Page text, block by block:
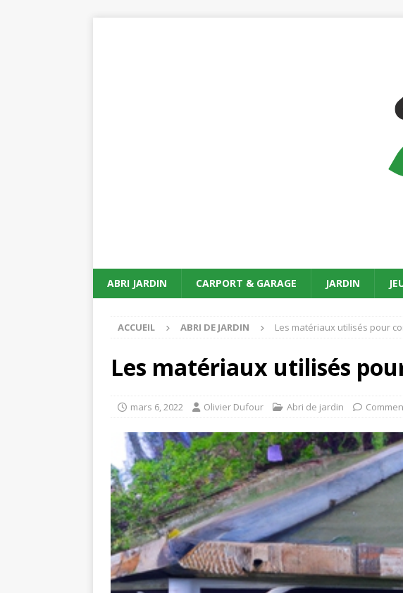
ABRI JARDIN CARPORT & GARAGE JARDIN
ACCUEIL ABRI DE JARDIN Les matériaux utilisés pour
Les matériaux utilisés
mars 6, 2022 Olivier Dufour Abri de jardin